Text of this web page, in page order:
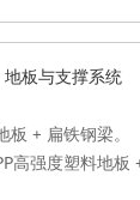
地板与支撑系统
板 + 扁铁钢梁。
高强度塑料地板